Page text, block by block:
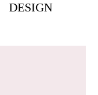
DESIGN